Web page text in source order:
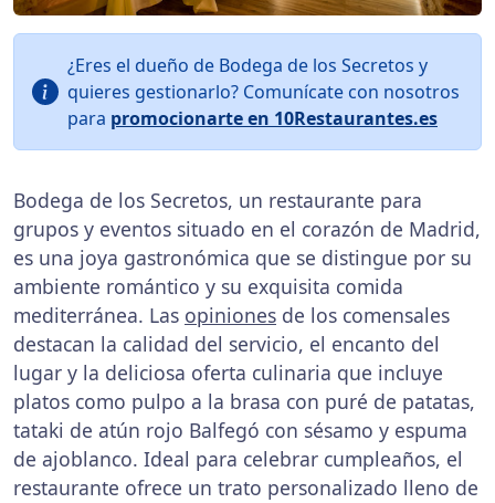
¿Eres el dueño de Bodega de los Secretos y
quieres gestionarlo? Comunícate con nosotros
para promocionarte en 10Restaurantes.es
Bodega de los Secretos, un restaurante para
grupos y eventos situado en el corazón de Madrid,
es una joya gastronómica que se distingue por su
ambiente romántico y su exquisita comida
mediterránea. Las opiniones de los comensales
destacan la calidad del servicio, el encanto del
lugar y la deliciosa oferta culinaria que incluye
platos como pulpo a la brasa con puré de patatas,
tataki de atún rojo Balfegó con sésamo y espuma
de ajoblanco. Ideal para celebrar cumpleaños, el
restaurante ofrece un trato personalizado lleno de